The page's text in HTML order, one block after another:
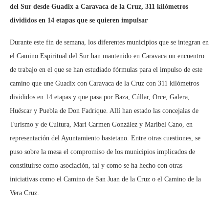
del Sur desde Guadix a Caravaca de la Cruz, 311 kilómetros
divididos en 14 etapas que se quieren impulsar
Durante este fin de semana, los diferentes municipios que se integran en
el Camino Espiritual del Sur han mantenido en Caravaca un encuentro
de trabajo en el que se han estudiado fórmulas para el impulso de este
camino que une Guadix con Caravaca de la Cruz con 311 kilómetros
divididos en 14 etapas y que pasa por Baza, Cúllar, Orce, Galera,
Huéscar y Puebla de Don Fadrique. Allí han estado las concejalas de
Turismo y de Cultura, Mari Carmen González y Maribel Cano, en
representación del Ayuntamiento bastetano. Entre otras cuestiones, se
puso sobre la mesa el compromiso de los municipios implicados de
constituirse como asociación, tal y como se ha hecho con otras
iniciativas como el Camino de San Juan de la Cruz o el Camino de la
Vera Cruz.